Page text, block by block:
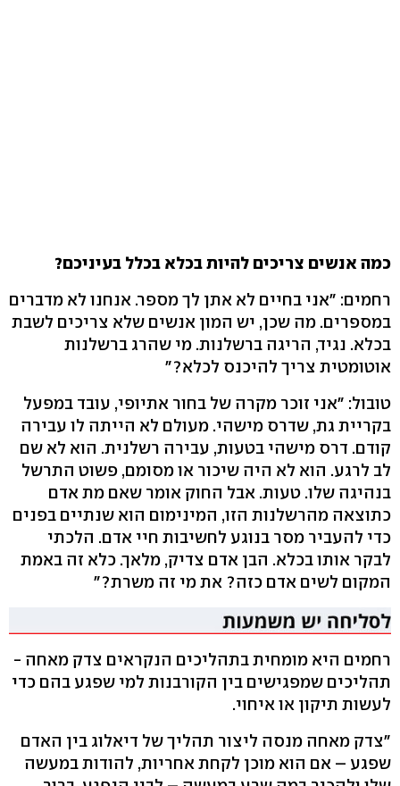
כמה אנשים צריכים להיות בכלא בכלל בעיניכם?
רחמים: "אני בחיים לא אתן לך מספר. אנחנו לא מדברים
במספרים. מה שכן, יש המון אנשים שלא צריכים לשבת
בכלא. נגיד, הריגה ברשלנות. מי שהרג ברשלנות
אוטומטית צריך להיכנס לכלא?"
טובול: "אני זוכר מקרה של בחור אתיופי, עובד במפעל
בקריית גת, שדרס מישהי. מעולם לא הייתה לו עבירה
קודם. דרס מישהי בטעות, עבירה רשלנית. הוא לא שם
לב לרגע. הוא לא היה שיכור או מסומם, פשוט התרשל
בנהיגה שלו. טעות. אבל החוק אומר שאם מת אדם
כתוצאה מהרשלנות הזו, המינימום הוא שנתיים בפנים
כדי להעביר מסר בנוגע לחשיבות חיי אדם. הלכתי
לבקר אותו בכלא. הבן אדם צדיק, מלאך. כלא זה באמת
המקום לשים אדם כזה? את מי זה משרת?"
רחמים היא מומחית בתהליכים הנקראים צדק מאחה -
תהליכים שמפגישים בין הקורבנות למי שפגע בהם כדי
לעשות תיקון או איחוי.
"צדק מאחה מנסה ליצור תהליך של דיאלוג בין האדם
שפגע – אם הוא מוכן לקחת אחריות, להודות במעשה